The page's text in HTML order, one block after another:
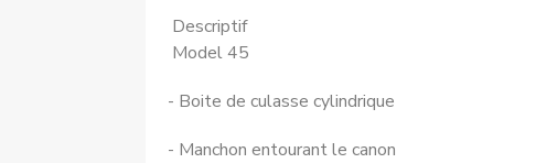
Descriptif
Model 45
- Boite de culasse cylindrique
- Manchon entourant le canon